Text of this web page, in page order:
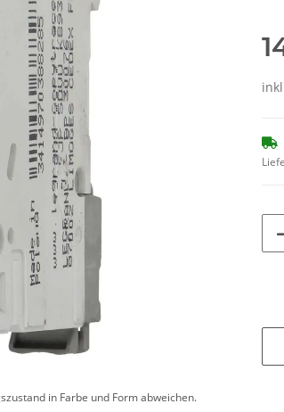
in Farbe und Form abweichen.